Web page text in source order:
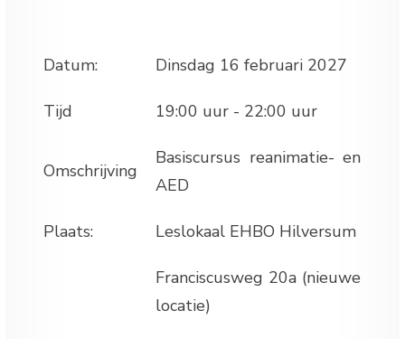
Datum: Dinsdag 16 februari 2027
Tijd 19:00 uur - 22:00 uur
Omschrijving
Basiscursus reanimatie- en
AED
Plaats: Leslokaal EHBO Hilversum
Franciscusweg 20a (nieuwe
locatie)